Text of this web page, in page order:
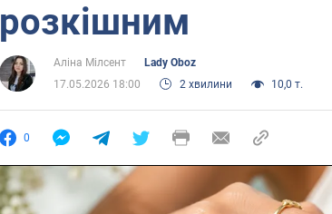
розкішним
Аліна Мілсент
Lady Oboz
17.05.2026 18:00
2 хвилини 10,0 т.
0